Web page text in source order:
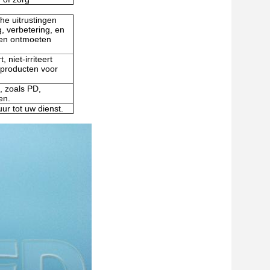
uitrustingen
verbetering, en
ontmoeten
niet-irriteert
voor
PD,
tot uw dienst.